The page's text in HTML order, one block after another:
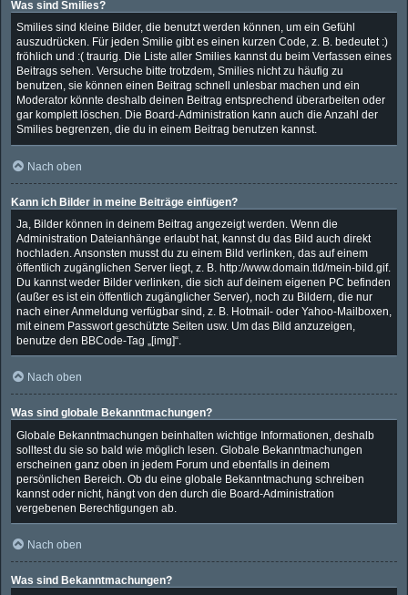
Was sind Smilies?
Smilies sind kleine Bilder, die benutzt werden können, um ein Gefühl
auszudrücken. Für jeden Smilie gibt es einen kurzen Code, z. B. bedeutet :)
fröhlich und :( traurig. Die Liste aller Smilies kannst du beim Verfassen eines
Beitrags sehen. Versuche bitte trotzdem, Smilies nicht zu häufig zu
benutzen, sie können einen Beitrag schnell unlesbar machen und ein
Moderator könnte deshalb deinen Beitrag entsprechend überarbeiten oder
gar komplett löschen. Die Board-Administration kann auch die Anzahl der
Smilies begrenzen, die du in einem Beitrag benutzen kannst.
Nach oben
Kann ich Bilder in meine Beiträge einfügen?
Ja, Bilder können in deinem Beitrag angezeigt werden. Wenn die
Administration Dateianhänge erlaubt hat, kannst du das Bild auch direkt
hochladen. Ansonsten musst du zu einem Bild verlinken, das auf einem
öffentlich zugänglichen Server liegt, z. B. http://www.domain.tld/mein-bild.gif.
Du kannst weder Bilder verlinken, die sich auf deinem eigenen PC befinden
(außer es ist ein öffentlich zugänglicher Server), noch zu Bildern, die nur
nach einer Anmeldung verfügbar sind, z. B. Hotmail- oder Yahoo-Mailboxen,
mit einem Passwort geschützte Seiten usw. Um das Bild anzuzeigen,
benutze den BBCode-Tag „[img]“.
Nach oben
Was sind globale Bekanntmachungen?
Globale Bekanntmachungen beinhalten wichtige Informationen, deshalb
solltest du sie so bald wie möglich lesen. Globale Bekanntmachungen
erscheinen ganz oben in jedem Forum und ebenfalls in deinem
persönlichen Bereich. Ob du eine globale Bekanntmachung schreiben
kannst oder nicht, hängt von den durch die Board-Administration
vergebenen Berechtigungen ab.
Nach oben
Was sind Bekanntmachungen?